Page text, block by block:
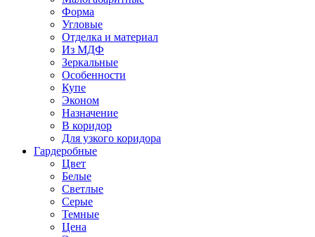
Форма
Угловые
Отделка и материал
Из МДФ
Зеркальные
Особенности
Купе
Эконом
Назначение
В коридор
Для узкого коридора
Гардеробные
Цвет
Белые
Светлые
Серые
Темные
Цена